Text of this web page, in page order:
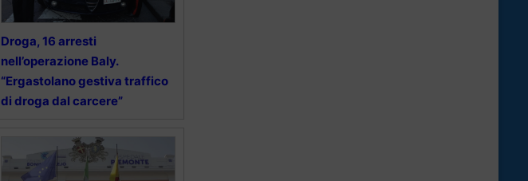
Droga, 16 arresti
nell’operazione Baly.
“Ergastolano gestiva traffico
di droga dal carcere”